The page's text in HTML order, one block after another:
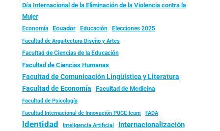
Día Internacional de la Eliminación de la Violencia contra la
Mujer
Economía Ecuador Educación Elecciones 2025
Facultad de Arquitectura Diseño y Artes
Facultad de Ciencias de la Educación
Facultad de Ciencias Humanas
Facultad de Comunicación Lingüística y Literatura
Facultad de Economía Facultad de Medicina
Facultad de Psicología
Facultad Internacional de Innovación PUCE-Icam FADA
Identidad Inteligencia Artificial Internacionalización